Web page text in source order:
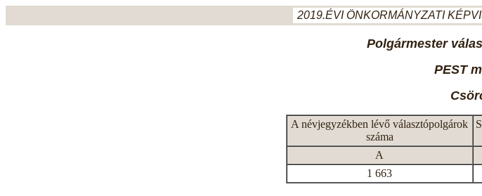
2019.ÉVI ÖNKORMÁNYZATI
Polgármester
PEST
A névjegyzékben lévő választópolgárok
száma
A
1 663